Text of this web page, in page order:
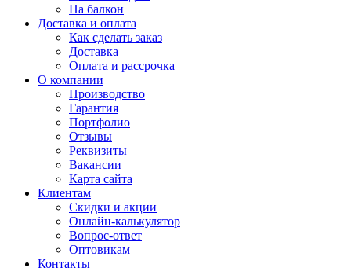
На балкон
Доставка и оплата
Как сделать заказ
Доставка
Оплата и рассрочка
О компании
Производство
Гарантия
Портфолио
Отзывы
Реквизиты
Вакансии
Карта сайта
Клиентам
Скидки и акции
Онлайн-калькулятор
Вопрос-ответ
Оптовикам
Контакты